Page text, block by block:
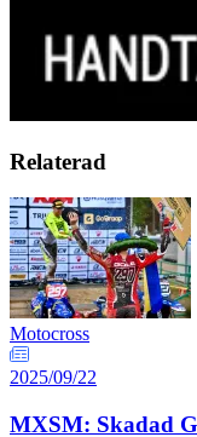
Relaterad
Motocross
2025/09/22
MXSM: Skadad